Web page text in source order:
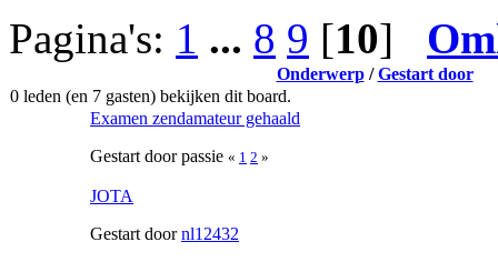
Pagina's: 1 ... 8 9 [10]
Onderwerp/Gestart door
0 leden (en 7 gasten) bekijken dit board.
Examen zendamateur gehaald
Gestart door passie « 1 2 »
JOTA
Gestart doornl12432